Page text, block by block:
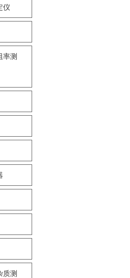
仪
率测
质测